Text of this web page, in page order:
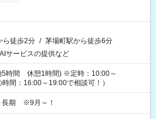
ら徒歩2分 / 茅場町駅から徒歩6分
サービスの提供など
5時間 休憩1時間) ※定時：10:00～
間：16:00～19:00で相談可！）
長期 ※9月～！